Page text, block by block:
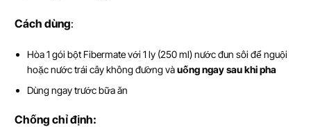
Cách dùng:
Hòa 1 gói bột Fibermate với 1 ly (250 ml) nước đun sôi để nguội
hoặc nước trái cây không đường vàuống ngay sau khi pha
Dùng ngay trước bữa ăn
Chống chỉđịnh: